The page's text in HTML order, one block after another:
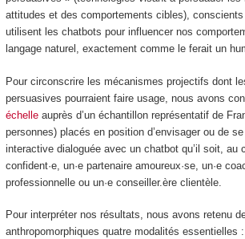
attitudes et des comportements cibles), conscients
utilisent les chatbots pour influencer nos
langage naturel, exactement comme le ferait un
Pour circonscrire les mécanismes projectifs dont
persuasives pourraient faire usage, nous avons
échelleauprès d’un échantillon représentatif de
personnes) placés en position d’envisager ou de
interactive dialoguée avec un chatbot qu’il soit, au
confident·e, un·e partenaire amoureux·se, un·e
professionnelle ou un·e conseiller.ère clientèle.
Pour interpréter nos résultats, nous avons retenu
anthropomorphiques quatre modalités essentielles :